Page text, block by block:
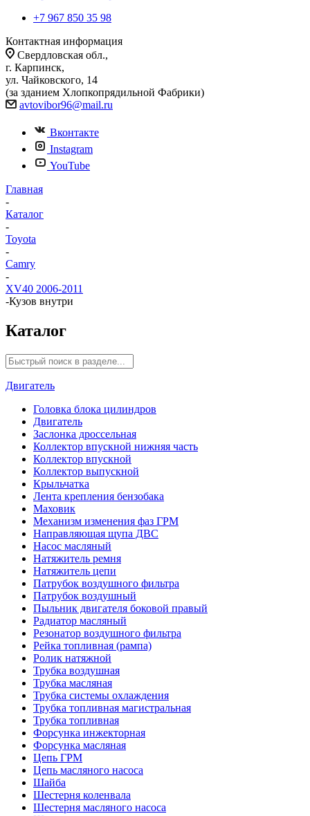
+7 967 850 35 98
Контактная информация
Свердловская обл.,
г. Карпинск,
ул. Чайковского, 14
(за зданием Хлопкопрядильной Фабрики)
avtovibor96@mail.ru
Вконтакте
Instagram
YouTube
Главная
-
Каталог
-
Toyota
-
Camry
-
XV40 2006-2011
-Кузов внутри
Каталог
Двигатель
Головка блока цилиндров
Двигатель
Заслонка дроссельная
Коллектор впускной нижняя часть
Коллектор впускной
Коллектор выпускной
Крыльчатка
Лента крепления бензобака
Маховик
Механизм изменения фаз ГРМ
Направляющая щупа ДВС
Насос масляный
Натяжитель ремня
Натяжитель цепи
Патрубок воздушного фильтра
Патрубок воздушный
Пыльник двигателя боковой правый
Радиатор масляный
Резонатор воздушного фильтра
Рейка топливная (рампа)
Ролик натяжной
Трубка воздушная
Трубка масляная
Трубка системы охлаждения
Трубка топливная магистральная
Трубка топливная
Форсунка инжекторная
Форсунка масляная
Цепь ГРМ
Цепь масляного насоса
Шайба
Шестерня коленвала
Шестерня масляного насоса